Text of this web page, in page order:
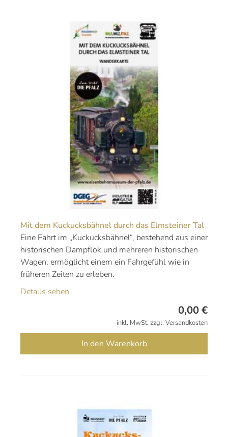
Mit dem Kuckucksbähnel durch das Elmsteiner Tal
Eine Fahrt im „Kuckucksbähnel“, bestehend aus einer
historischen Dampflok und mehreren historischen
Wagen, ermöglicht einem ein Fahrgefühl wie in
früheren Zeiten zu erleben.
Details sehen
0,00€
inkl. MwSt. zzgl. Versandkosten
In den Warenkorb